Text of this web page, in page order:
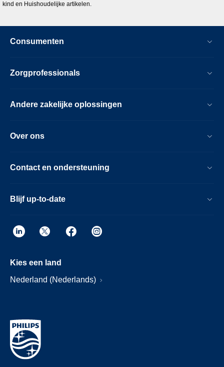
kind en Huishoudelijke artikelen.
Consumenten
Zorgprofessionals
Andere zakelijke oplossingen
Over ons
Contact en ondersteuning
Blijf up-to-date
Kies een land
Nederland (Nederlands)